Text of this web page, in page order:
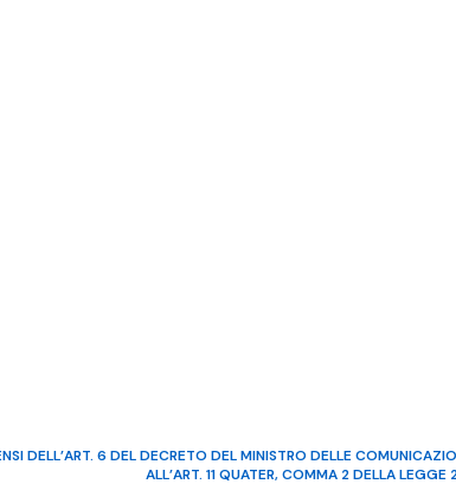
DELL’ART. 6 DEL DECRETO DEL MINISTRO DELLE
ALL’ART. 11 QUATER, COMMA 2 DELLA